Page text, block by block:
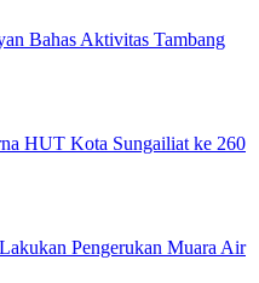
Bahas Aktivitas Tambang
HUT Kota Sungailiat ke 260
Pengerukan Muara Air